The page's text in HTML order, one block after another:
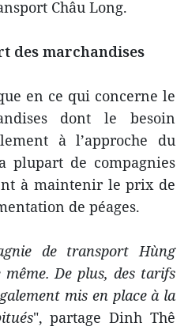
Châu Long.
des marchandises
en ce qui concerne le
dont le besoin
à l’approche du
plupart de compagnies
à maintenir le prix de
de péages.
de transport Hùng
De plus, des tarifs
mis en place à la
", partage Dinh Thê